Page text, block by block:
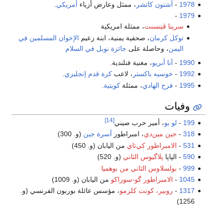
1978
- آشتون كاتشر ، ممثل وعارض أزياء أمريكي
1979
-
سرينا ڤينسنت، ممثلة امريكية
توكل كرمان، صحفية يمنية، ابنة زعيم الإخوان المسلمين في
اليمن، وحاصلة على جائزة نوبل في السلام
1990
- آنا أبريو، مغنية فنلندية.
1992
- خوسيه باكستر ، لاعبكرة قدم إنجليزي.
1995
- فرح الهادي، ممثلةكويتية
وفيات
199
- لو بو، أمير حرب صيني[14]
318
- جين مين‌دي، امبراطور أسرة جين (و. 300)
531
- الامبراطور كي‌تاي من اليابان (و. 450)
590 - الپاپا پلاگيوس الثاني (و. 520)
999
- بولسلاوس الثاني من بوهميا
1045
- الامبراطور گو-سوزاكو من اليابان (و. 1009)
1317
- روبير، كونت كلرمو، مؤسس عائلة بوربون الفرنسي (و.
1256)